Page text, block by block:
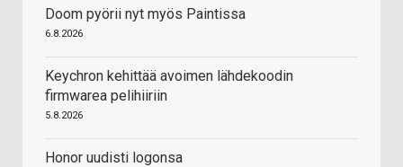
Doom pyörii nyt myös Paintissa
6.8.2026
Keychron kehittää avoimen lähdekoodin
firmwarea pelihiiriin
5.8.2026
Honor uudisti logonsa